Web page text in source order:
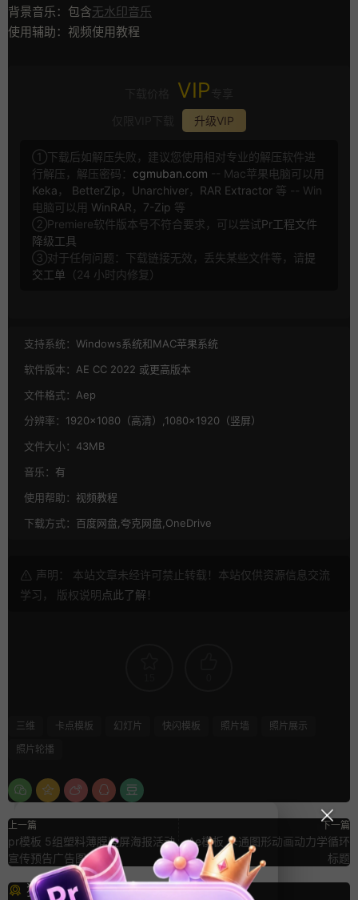
背景音乐：包含无水印音乐
使用辅助：视频使用教程
VIP
升级VIP
①下载后如解压失败，建议您使用相对专业的解压软件进
行解压，解压密码： cgmuban.com -- Mac苹果电脑可以用
Keka ， BetterZip ， Unarchiver， RAR Extractor 等 -- Win
电脑可以用 WinRAR ， 7-Zip 等
②Premiere软件版本号不符合要求，可以尝试Pr工程文件
降级工具
③对于任何问题：下载链接无效，丢失某些文件等，请提
交工单 （24 小时内修复）
支持系统： Windows系统和MAC苹果系统
软件版本： AE CC 2022 或更高版本
文件格式： Aep
分辨率： 1920×1080（高清）,1080×1920（竖屏）
文件大小： 43MB
音乐： 有
使用帮助： 视频教程
下载方式： 百度网盘,夸克网盘,OneDrive
声明： 本站文章未经许可禁止转载！本站仅供资源信息交流
学习， 版权说明点此了解 ！
三维 卡点模板 幻灯片 快闪模板 照片墙
照片展示
照片轮播
上一篇
pr模板 5组塑料薄膜竖屏海报活动
宣传预告广告图文排版
下一篇
Ae模板 卡通图形动画动力学循环
标题
猜你喜欢